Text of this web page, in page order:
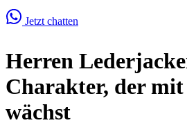
Jetzt chatten
Herren
Charakter, der mit
wächst